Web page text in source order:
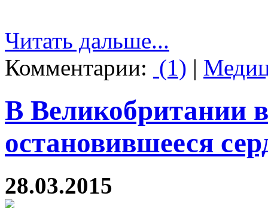
Читать дальше...
Комментарии: (1) |
В Великобритании
остановившееся
28.03.2015